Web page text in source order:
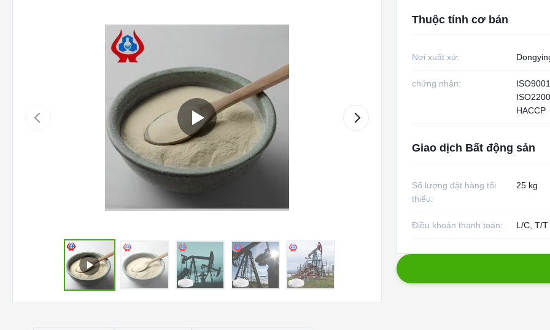
Thuộc tính cơ bản
Nơi xuất xứ:
chứng nhận:
HACCP
Giao dịch Bất động sản
Số lượng đặt hàng tối
thiểu:
25 kg
Điều khoản thanh toán: L/C, T/T